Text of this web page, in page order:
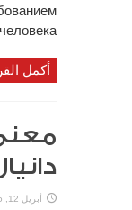
...
أكمل
أبريل 12, 2015